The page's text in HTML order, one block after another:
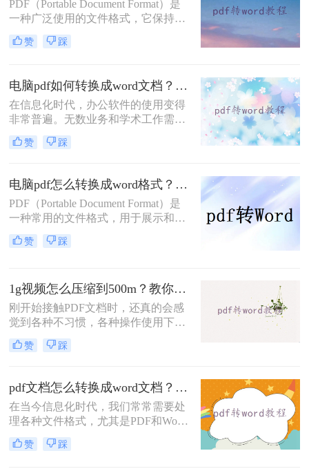
将介绍三种将PDF转换为Word文档的
方法。
PDF（Portable Document Format）是
一种广泛使用的文件格式，它保持了
文档的原始布局和格式，使得文件在
不同设备和操作系统上都能保持一致
Word文档（.docx或.doc）有时成为了
必要的需求。虽然市场上有很多付费
软件可以帮助完成这一任务，但也有
一些免费的方法可以实现PDF到Word
的转换。那么如何将pdf免费转成word
Word的方法。
赞 踩
电脑pdf如何转换成word文档？看看这四个方法！
在信息化时代，办公软件的使用变得
非常普遍。无数业务和学术工作需要
我们处理大量的文档文件，尤其是以
PDF和Word格式出现的。PDF文件因
泛应用于电子书、教材、报告及宣传
刊物；然而，在需要编辑和修改内容
时，Word格式又显得更为灵活方便。
这就引出了一个常见问题：电脑pdf如
何转换成word文档？今天，让我们深
入探讨这个问题，并提供一些行之有
赞 踩
电脑pdf怎么转换成word格式？这三个方法非常实用！
PDF（Portable Document Format）是
一种常用的文件格式，用于展示和交
换文档，因其高度的可读性和稳定性
而广受欢迎。然而，有时候我们可能
电脑pdf怎么转换成word格式呢？本文
将介绍在电脑上将PDF转换成Word格
式的几种方法。
赞 踩
1g视频怎么压缩到500m？教你二个方法！
刚开始接触PDF文档时，还真的会感
觉到各种不习惯，各种操作使用下来
都不如word文档顺手，如果你还被这
种问题所困扰，所以今天，来为大家
什么阅读器，编辑器一类的软件，这
里还是有个好办法，我们不妨把PDF
文档直接转化为word文档，这样是不
是就方便很多了呢？那么如何1g视频
怎么压缩到500m，我们可以用什么方
法将视频压缩？下面就来看看吧。
赞 踩
pdf文档怎么转换成word文档？教你三种转换方法！
在当今信息化时代，我们常常需要处
理各种文件格式，尤其是PDF和Word
文档。PDF格式由于其稳定的排版和
跨平台的特点，被广泛应用于各种电
赞 踩